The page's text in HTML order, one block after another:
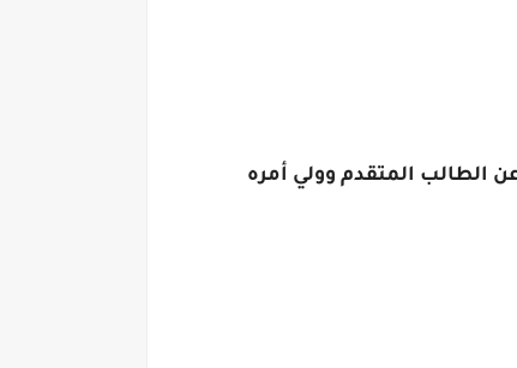
الطالب المتقدم وولي أمره